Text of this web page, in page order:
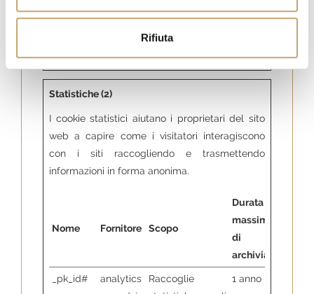
Rifiuta
SID
ussoladi
dell'utente nelle
del sito.
giorno
Statistiche (2)
I cookie statistici aiutano i proprietari del sito
web a capire come i visitatori interagiscono
con i siti raccogliendo e trasmettendo
informazioni in forma anonima.
Nome Fornitore Scopo
Durata
massima
di
archiviazione
_pk_id#
analytics
Raccoglie
1 anno